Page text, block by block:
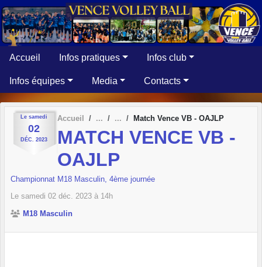
Accueil Infos pratiques Infos club
Infos équipes Media Contacts
Le samedi
02
DÉC. 2023
Accueil Match Vence VB - OAJLP
MATCH VENCE VB -
OAJLP
Championnat M18 Masculin, 4ème journée
Le samedi 02 déc. 2023 à 14h
M18 Masculin
Panneau de gestion des cookies